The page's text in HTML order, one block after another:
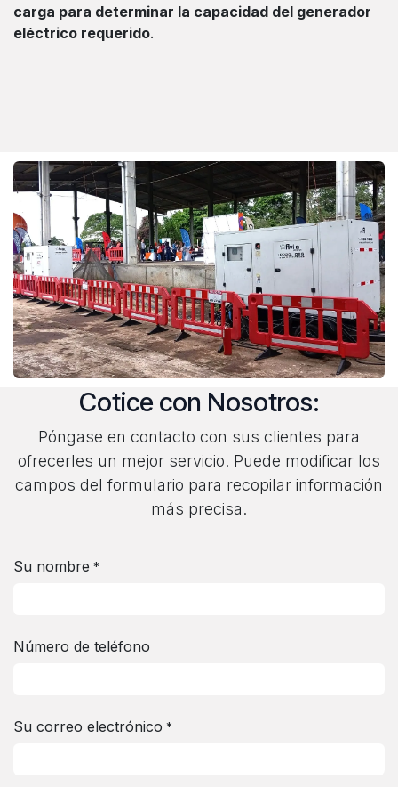
carga para determinar la capacidad del generador
eléctrico requerido.
Cotice con Nosotros:
Póngase en contacto con sus clientes para
ofrecerles un mejor servicio. Puede modificar los
campos del formulario para recopilar información
más precisa.
Su nombre *
Número de teléfono
Su correo electrónico *